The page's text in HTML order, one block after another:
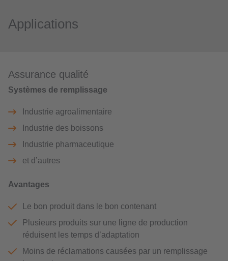
Applications
Assurance qualité
Systèmes de remplissage
Industrie agroalimentaire
Industrie des boissons
Industrie pharmaceutique
et d’autres
Avantages
Le bon produit dans le bon contenant
Plusieurs produits sur une ligne de production
réduisent les temps d’adaptation
Moins de réclamations causées par un remplissage